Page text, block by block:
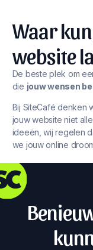
Waar
website
De beste plek om
die jouw wensen
Bij SiteCafé denken
jouw website niet
ideeën, wij regelen
we jouw online